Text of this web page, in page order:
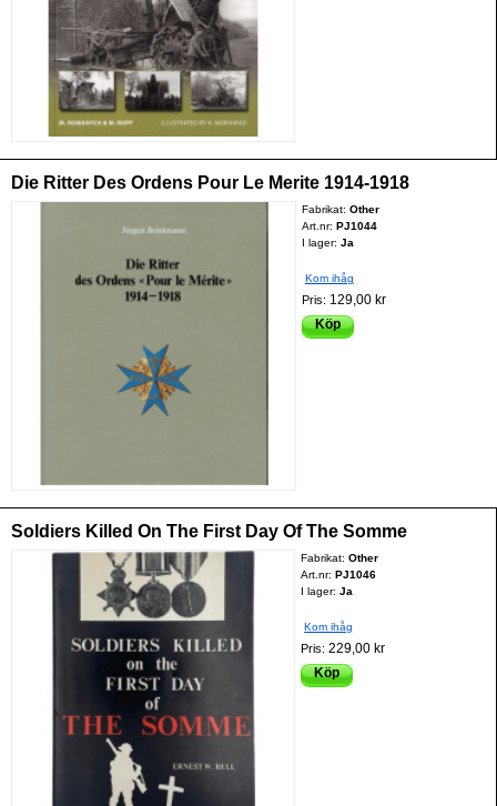
Die Ritter Des Ordens Pour Le Merite 1914-1918
Fabrikat: Other
Art.nr: PJ1044
I lager: Ja
Kom ihåg
Pris: 129,00 kr
Köp
Soldiers Killed On The First Day Of The Somme
Fabrikat:Other
Art.nr:PJ1046
I lager: Ja
Kom ihåg
Pris:229,00 kr
Köp